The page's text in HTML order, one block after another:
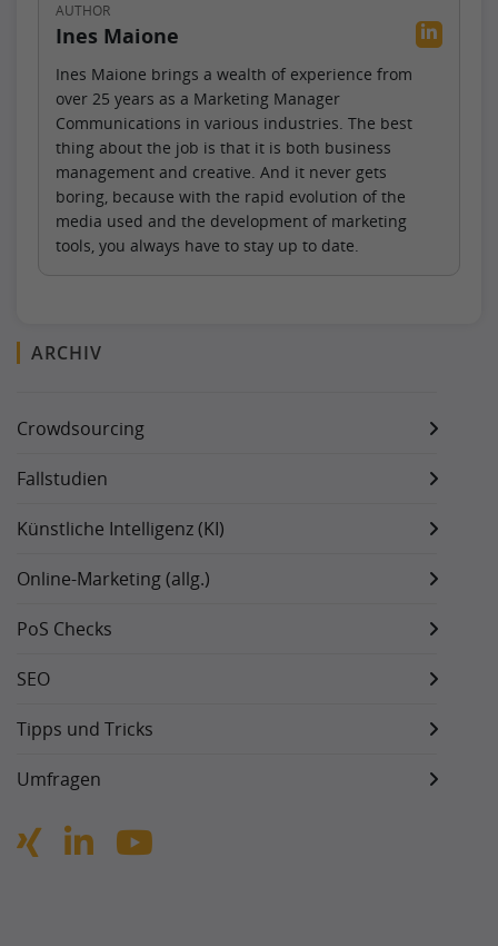
ARCHIV
Crowdsourcing
Fallstudien
Künstliche Intelligenz (KI)
Online-Marketing (allg.)
PoS Checks
SEO
Tipps und Tricks
Umfragen
AUTHOR
Ines Maione
Ines Maione brings a wealth of experience from
over 25 years as a Marketing Manager
Communications in various industries. The best
thing about the job is that it is both business
management and creative. And it never gets
boring, because with the rapid evolution of the
media used and the development of marketing
tools, you always have to stay up to date.